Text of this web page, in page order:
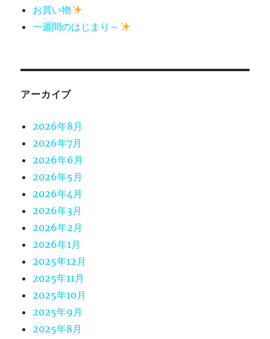
お買い物
一週間のはじまり～
アーカイブ
2026年8月
2026年7月
2026年6月
2026年5月
2026年4月
2026年3月
2026年2月
2026年1月
2025年12月
2025年11月
2025年10月
2025年9月
2025年8月